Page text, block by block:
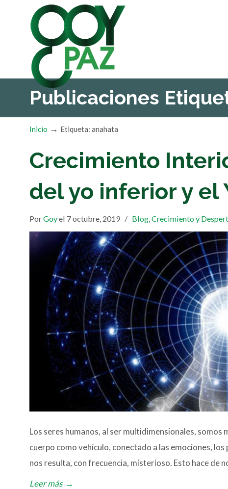
Publicaciones
Inicio → Etiqueta: anahata
Crecimiento
del yo inferior y el
PorGoyel 7 octubre, 2019 / Blog,Crecimiento y
Los seres humanos, al ser multidimensionales, somos
cuerpo como vehículo, conectado a las emociones,
nos resulta, con frecuencia, misterioso. Esto hace de
Leer más →